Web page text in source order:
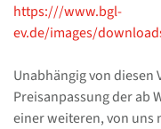
https:///www.bgl-
ev.de/images/
Unabhängig von
Preisanpassung der ab
einer weiteren, von uns